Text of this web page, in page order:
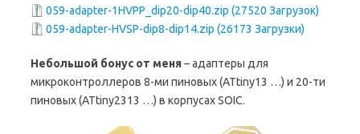
059-adapter-1HVPP_dip20-dip40.zip (27520 Загрузок)
059-adapter-HVSP-dip8-dip14.zip (26173 Загрузки)
Небольшой бонус от меня– адаптеры для
микроконтроллеров 8-ми пиновых (ATtiny13 …) и 20-ти
пиновых (ATtiny2313 …) в корпусах SOIC.